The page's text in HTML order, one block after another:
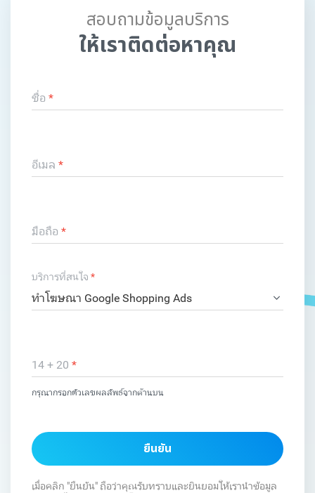
สอบถามข้อมูลบริการ
ให้เราติดต่อหาคุณ
ชื่อ *
อีเมล *
มือถือ *
บริการที่สนใจ *
14 + 20 *
กรุณากรอกตัวเลขผลลัพธ์จากด้านบน
ยืนยัน
เมื่อคลิก "ยืนยัน" ถือว่าคุณรับทราบและยินยอมให้เรานำข้อมูล